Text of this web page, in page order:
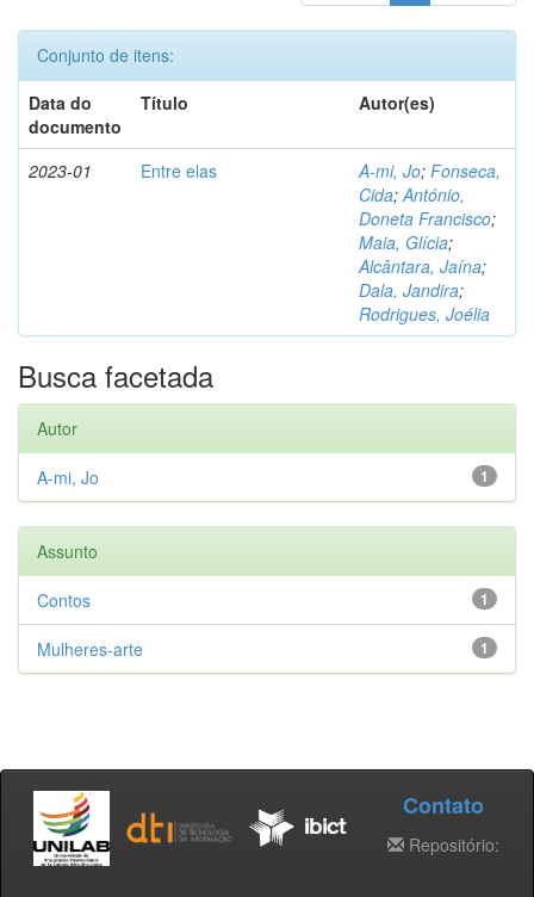
Conjunto de itens:
Data do
documento
Título Autor(es)
2023-01 Entre elas A-mi, Jo; Fonseca,
Cida;António,
Doneta Francisco;
Maia, Glícia;
Alcântara, Jaína;
Dala, Jandira;
Rodrigues, Joélia
Busca facetada
Autor
1
A-mi, Jo
Assunto
1
Contos
1
Mulheres-arte
Contato
Repositório: